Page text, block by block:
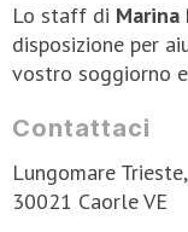
Lo staff di Marina
disposizione per
vostro soggiorno
Contattaci
Lungomare
30021 Caorle VE